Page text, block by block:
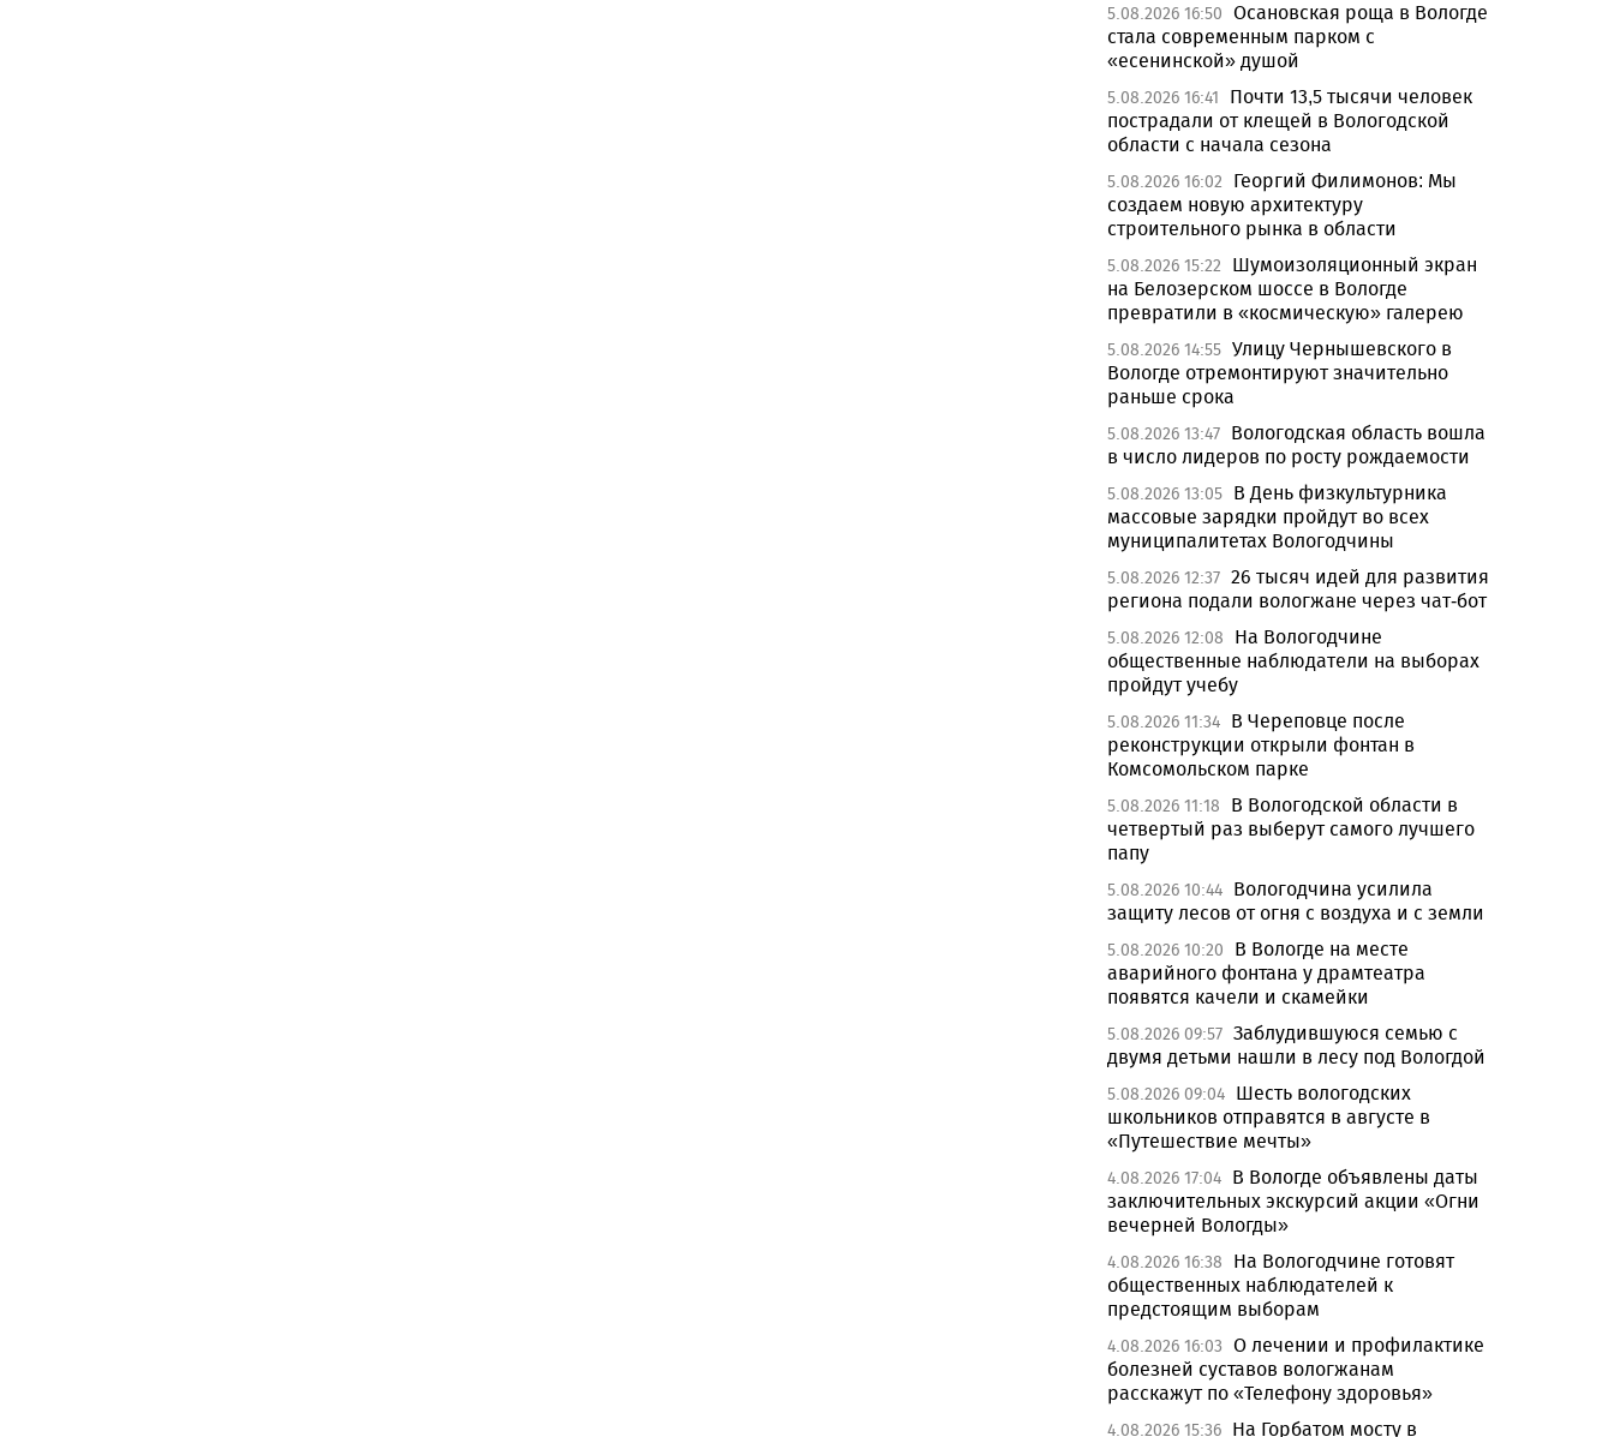
5.08.2026 16:50 Осановская роща в Вологде
стала современным парком с
«есенинской» душой
5.08.2026 16:41
Почти 13,5 тысячи человек
пострадали от клещей в Вологодской
области с начала сезона
5.08.2026 16:02
Георгий Филимонов: Мы
создаем новую архитектуру
строительного рынка в области
5.08.2026 15:22
Шумоизоляционный экран
на Белозерском шоссе в Вологде
превратили в «космическую» галерею
5.08.2026 14:55 Улицу Чернышевского в
Вологде отремонтируют значительно
раньше срока
5.08.2026 13:47 Вологодская область вошла
в число лидеров по росту рождаемости
5.08.2026 13:05 В День физкультурника
массовые зарядки пройдут во всех
муниципалитетах Вологодчины
5.08.2026 12:37 26 тысяч идей для развития
региона подали вологжане через чат-бот
5.08.2026 12:08
На Вологодчине
общественные наблюдатели на выборах
пройдут учебу
5.08.2026 11:34 В Череповце после
реконструкции открыли фонтан в
Комсомольском парке
5.08.2026 11:18
В Вологодской области в
четвертый раз выберут самого лучшего
папу
5.08.2026 10:44 Вологодчина усилила
защиту лесов от огня с воздуха и с земли
5.08.2026 10:20
В Вологде на месте
аварийного фонтана у драмтеатра
появятся качели и скамейки
5.08.2026 09:57 Заблудившуюся семью с
двумя детьми нашли в лесу под Вологдой
5.08.2026 09:04 Шесть вологодских
школьников отправятся в августе в
«Путешествие мечты»
4.08.2026 17:04 В Вологде объявлены даты
заключительных экскурсий акции «Огни
вечерней Вологды»
4.08.2026 16:38
На Вологодчине готовят
общественных наблюдателей к
предстоящим выборам
4.08.2026 16:03 О лечении и профилактике
болезней суставов вологжанам
расскажут по «Телефону здоровья»
4.08.2026 15:36 На Горбатом мосту в